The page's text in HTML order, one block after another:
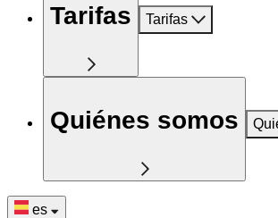
Tarifas Tarifas
Quiénes somos
es